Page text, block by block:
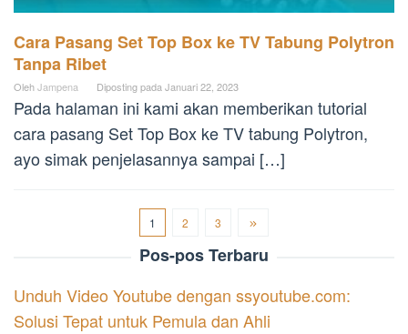
Cara Pasang Set Top Box ke TV Tabung Polytron
Tanpa Ribet
OlehJampena Diposting pada Januari 22, 2023
Pada halaman ini kami akan memberikan tutorial
cara pasang Set Top Box ke TV tabung Polytron,
ayo simak penjelasannya sampai […]
1 2 3
Pos-pos Terbaru
Unduh Video Youtube dengan ssyoutube.com:
Solusi Tepat untuk Pemula dan Ahli